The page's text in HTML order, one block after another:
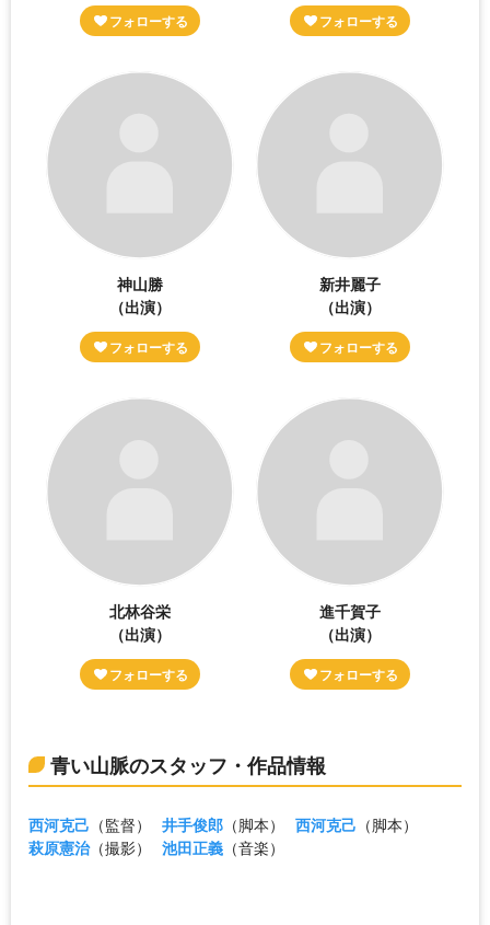
神山勝
（出演）
新井麗子
（出演）
北林谷栄
（出演）
進千賀子
（出演）
青い山脈のスタッフ・作品情報
西河克己 （監督） 井手俊郎 （脚本） 西河克己 （脚本）
萩原憲治（撮影） 池田正義 （音楽）